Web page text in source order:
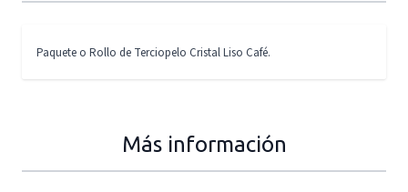
Paquete o Rollo de Terciopelo Cristal Liso Café.
Más información